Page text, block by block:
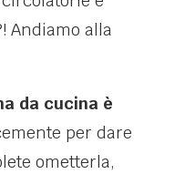
Andiamo alla
da cucina è
per dare
ometterla,